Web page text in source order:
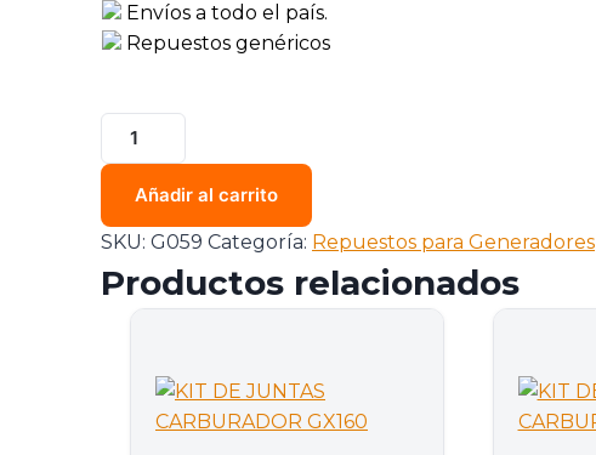
Envíos a todo el país.
Repuestos genéricos
VALVULA
SELENOIDE
GX390
cantidad
Añadir al carrito
SKU: G059 Categoría: Repuestos para Generadores
Productos relacionados